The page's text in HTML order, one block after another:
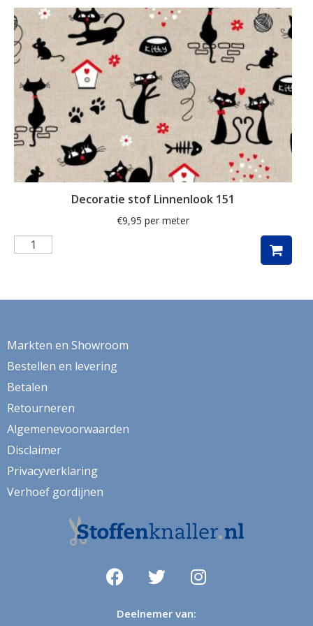
ganzen
gemberkoekjes
geometrisch
ginko
gnome
grafisch
groene thee
hartjes
hert
herten
hertje
hollands
hond
honden
Decoratie stof Linnenlook 151
€9,95 per meter
Markten en Showroom
Bestellen en levering
Betalen
Retourneren
Algemenevoorwaarden
Disclaimer
Privacyverklaring
Verhoef gordijnen
Deelnemer van: